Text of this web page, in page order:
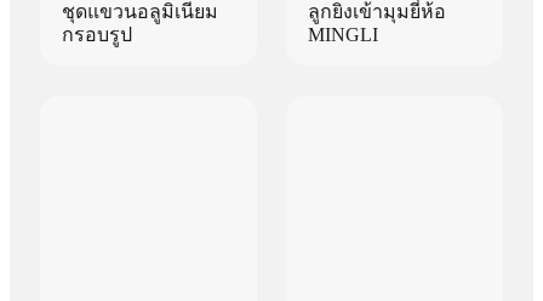
ชุดแขวนอลูมิเนียม
กรอบรูป
ลูกยิงเข้ามุมยี่ห้อ
MINGLI